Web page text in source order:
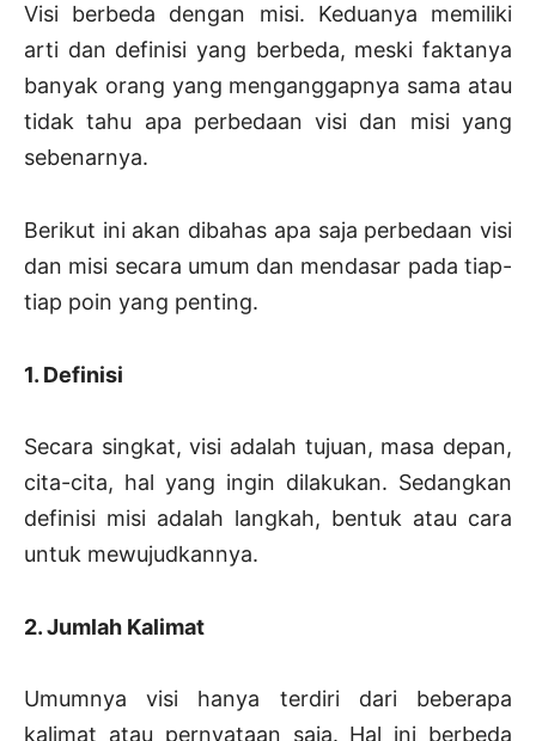
Visi berbeda dengan misi. Keduanya memiliki
arti dan definisi yang berbeda, meski faktanya
banyak orang yang menganggapnya sama atau
tidak tahu apa perbedaan visi dan misi yang
sebenarnya.
Berikut ini akan dibahas apa saja perbedaan visi
dan misi secara umum dan mendasar pada tiap-
tiap poin yang penting.
1. Definisi
Secara singkat, visi adalah tujuan, masa depan,
cita-cita, hal yang ingin dilakukan. Sedangkan
definisi misi adalah langkah, bentuk atau cara
untuk mewujudkannya.
2. Jumlah Kalimat
Umumnya visi hanya terdiri dari beberapa
kalimat atau pernyataan saja. Hal ini berbeda